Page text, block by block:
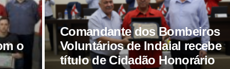
o
Comandante dos Bombeiros
Voluntários de Indaial recebe
título de Cidadão Honorário